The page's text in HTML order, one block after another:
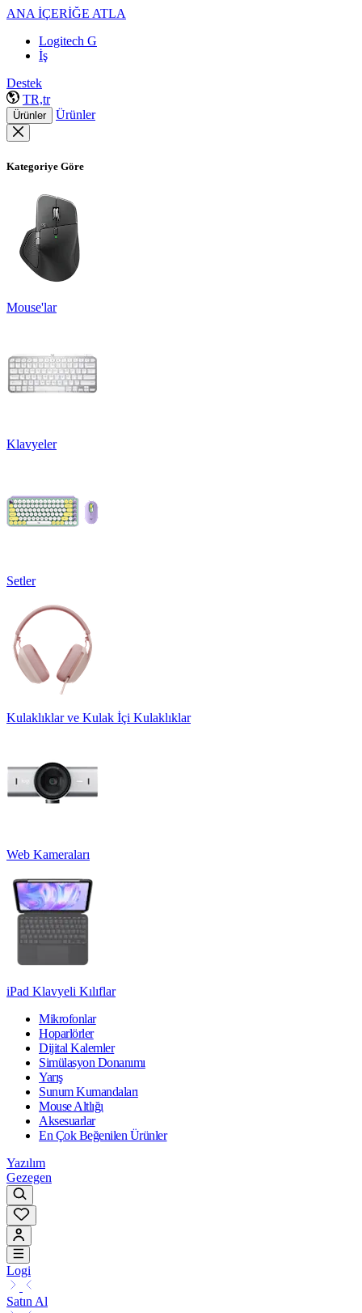
ANA İÇERİĞE ATLA
Logitech G
İş
Destek
TR,tr
Ürünler Ürünler
Kategoriye Göre
Mouse'lar
Klavyeler
Setler
Kulaklıklar ve Kulak İçi Kulaklıklar
Web Kameraları
iPad Klavyeli Kılıflar
Mikrofonlar
Hoparlörler
Dijital Kalemler
Simülasyon Donanımı
Yarış
Sunum Kumandaları
Mouse Altlığı
Aksesuarlar
En Çok Beğenilen Ürünler
Yazılım
Gezegen
Logi
Satın Al